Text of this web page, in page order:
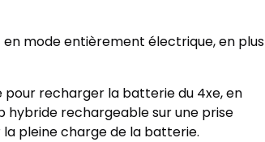
mode entièrement électrique, en plus
pour recharger la batterie du 4xe, en
hybride rechargeable sur une prise
la pleine charge de la batterie.